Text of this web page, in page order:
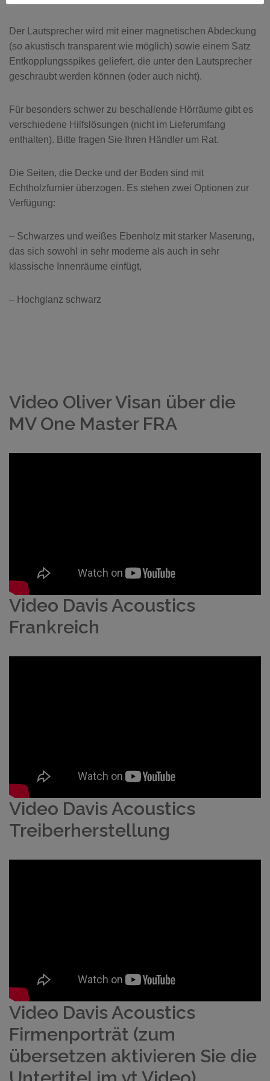
Der Lautsprecher wird mit einer magnetischen Abdeckung
(so akustisch transparent wie möglich) sowie einem Satz
Entkopplungsspikes geliefert, die unter den Lautsprecher
geschraubt werden können (oder auch nicht).
Für besonders schwer zu beschallende Hörräume gibt es
verschiedene Hilfslösungen (nicht im Lieferumfang
enthalten). Bitte fragen Sie Ihren Händler um Rat.
Die Seiten, die Decke und der Boden sind mit
Echtholzfurnier überzogen. Es stehen zwei Optionen zur
Verfügung:
– Schwarzes und weißes Ebenholz mit starker Maserung,
das sich sowohl in sehr moderne als auch in sehr
klassische Innenräume einfügt,
– Hochglanz schwarz
Video Oliver Visan über die
MV One Master FRA
Video Davis Acoustics
Frankreich
Video Davis Acoustics
Treiberherstellung
Video Davis Acoustics
Firmenporträt (zum
übersetzen aktivieren Sie die